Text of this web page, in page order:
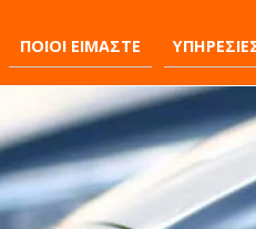
ΠΟΙΟΙ ΕΙΜΑΣΤΕ